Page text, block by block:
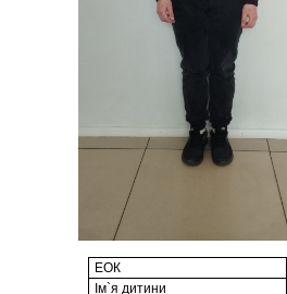
ЕОК
Ім`я дитини